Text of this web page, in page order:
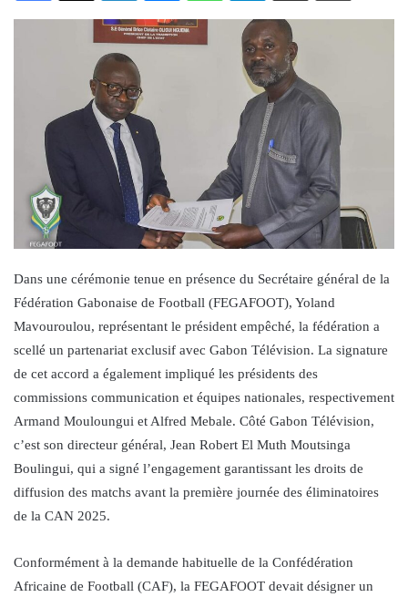
Dans une cérémonie tenue en présence du Secrétaire général de la
Fédération Gabonaise de Football (FEGAFOOT), Yoland
Mavouroulou, représentant le président empêché, la fédération a
scellé un partenariat exclusif avec Gabon Télévision. La signature
de cet accord a également impliqué les présidents des
commissions communication et équipes nationales, respectivement
Armand Mouloungui et Alfred Mebale. Côté Gabon Télévision,
c’est son directeur général, Jean Robert El Muth Moutsinga
Boulingui, qui a signé l’engagement garantissant les droits de
diffusion des matchs avant la première journée des éliminatoires
de la CAN 2025.
Conformément à la demande habituelle de la Confédération
Africaine de Football (CAF), la FEGAFOOT devait désigner un